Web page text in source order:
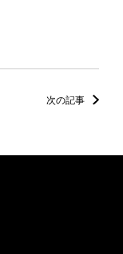
次の記事